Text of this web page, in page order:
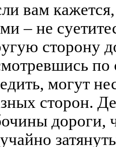
вам
– не
сторону
по
могут
сторон.
дороги,